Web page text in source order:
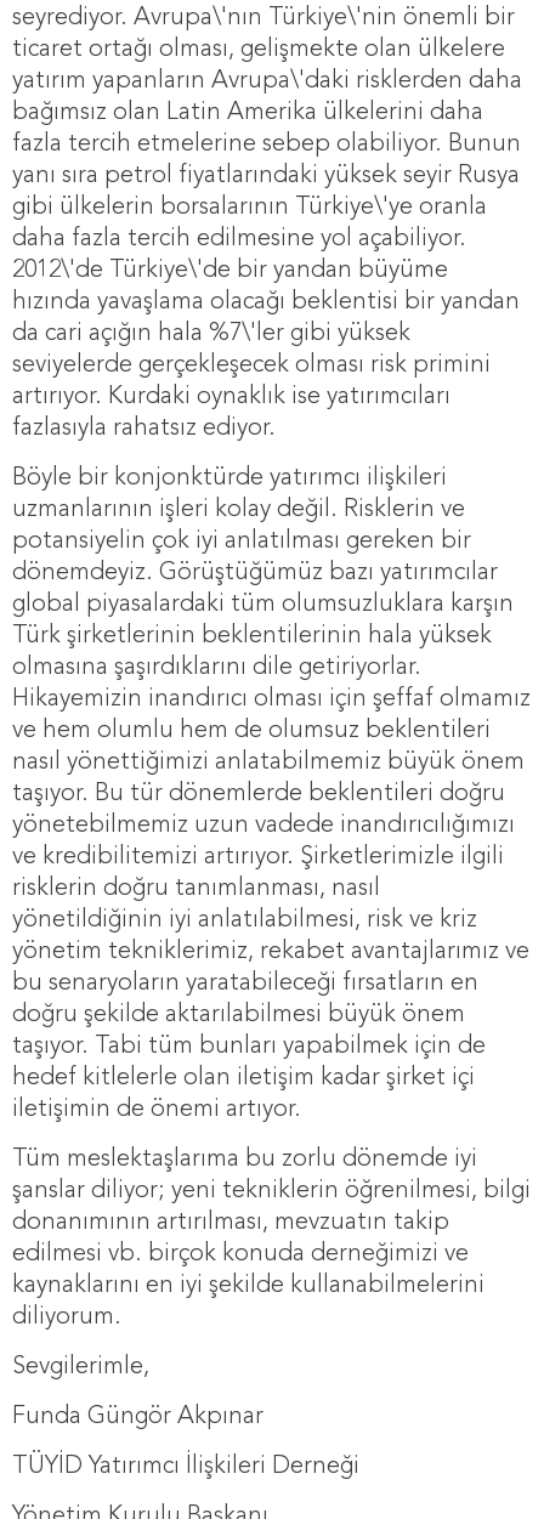
seyrediyor. Avrupa\'nın Türkiye\'nin önemli bir
ticaret ortağı olması, gelişmekte olan ülkelere
yatırım yapanların Avrupa\'daki risklerden daha
bağımsız olan Latin Amerika ülkelerini daha
fazla tercih etmelerine sebep olabiliyor. Bunun
yanı sıra petrol fiyatlarındaki yüksek seyir Rusya
gibi ülkelerin borsalarının Türkiye\'ye oranla
daha fazla tercih edilmesine yol açabiliyor.
2012\'de Türkiye\'de bir yandan büyüme
hızında yavaşlama olacağı beklentisi bir yandan
da cari açığın hala %7\'ler gibi yüksek
seviyelerde gerçekleşecek olması risk primini
artırıyor. Kurdaki oynaklık ise yatırımcıları
fazlasıyla rahatsız ediyor.
Böyle bir konjonktürde yatırımcı ilişkileri
uzmanlarının işleri kolay değil. Risklerin ve
potansiyelin çok iyi anlatılması gereken bir
dönemdeyiz. Görüştüğümüz bazı yatırımcılar
global piyasalardaki tüm olumsuzluklara karşın
Türk şirketlerinin beklentilerinin hala yüksek
olmasına şaşırdıklarını dile getiriyorlar.
Hikayemizin inandırıcı olması için şeffaf olmamız
ve hem olumlu hem de olumsuz beklentileri
nasıl yönettiğimizi anlatabilmemiz büyük önem
taşıyor. Bu tür dönemlerde beklentileri doğru
yönetebilmemiz uzun vadede inandırıcılığımızı
ve kredibilitemizi artırıyor. Şirketlerimizle ilgili
risklerin doğru tanımlanması, nasıl
yönetildiğinin iyi anlatılabilmesi, risk ve kriz
yönetim tekniklerimiz, rekabet avantajlarımız ve
bu senaryoların yaratabileceği fırsatların en
doğru şekilde aktarılabilmesi büyük önem
taşıyor. Tabi tüm bunları yapabilmek için de
hedef kitlelerle olan iletişim kadar şirket içi
iletişimin de önemi artıyor.
Tüm meslektaşlarıma bu zorlu dönemde iyi
şanslar diliyor; yeni tekniklerin öğrenilmesi, bilgi
donanımının artırılması, mevzuatın takip
edilmesi vb. birçok konuda derneğimizi ve
kaynaklarını en iyi şekilde kullanabilmelerini
diliyorum.
Sevgilerimle,
Funda Güngör Akpınar
TÜYİD Yatırımcı İlişkileri Derneği